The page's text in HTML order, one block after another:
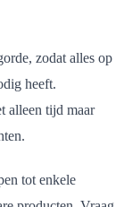
zodat alles op
heeft.
alleen tijd maar
tot enkele